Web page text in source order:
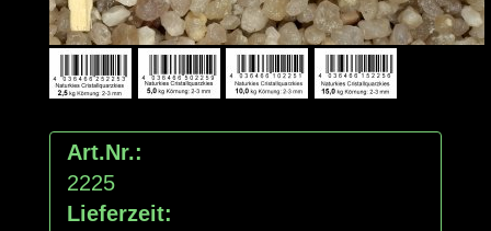
Art.Nr.:
2225
Lieferzeit: